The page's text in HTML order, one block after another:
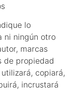
lo
ni ningún otro
marcas
de propiedad
copiará,
incrustará